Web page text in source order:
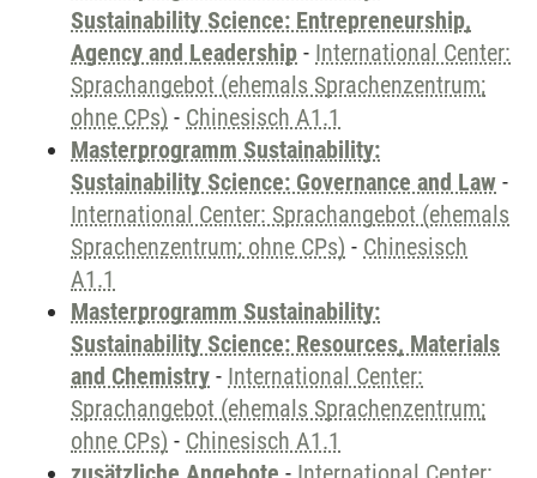
Sustainability Science: Entrepreneurship,
Agency and Leadership - International Center:
Sprachangebot (ehemals Sprachenzentrum;
ohne CPs) - Chinesisch A1.1
Masterprogramm Sustainability:
Sustainability Science: Governance and Law -
International Center: Sprachangebot (ehemals
Sprachenzentrum; ohne CPs) - Chinesisch
A1.1
Masterprogramm Sustainability:
Sustainability Science: Resources, Materials
and Chemistry - International Center:
Sprachangebot (ehemals Sprachenzentrum;
ohne CPs) - Chinesisch A1.1